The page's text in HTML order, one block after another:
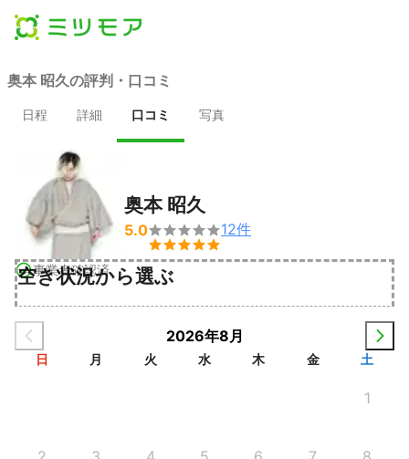
奥本 昭久の評判・口コミ
日程 詳細 口コミ 写真
事業者確認済
奥本 昭久
5.0

12件
空き状況から選ぶ
2026年8月
日 月 火 水 木 金 土
1